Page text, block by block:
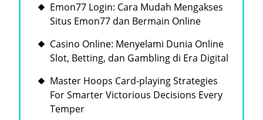
Emon77 Login: Cara Mudah Mengakses
Situs Emon77 dan Bermain Online
Casino Online: Menyelami Dunia Online
Slot, Betting, dan Gambling di Era Digital
Master Hoops Card-playing Strategies
For Smarter Victorious Decisions Every
Temper